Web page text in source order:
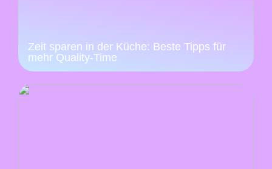
Zeit sparen in der Küche: Beste Tipps für
mehr Quality-Time